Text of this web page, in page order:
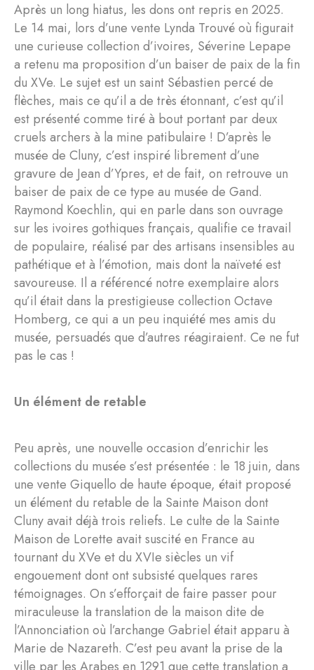
Après un long hiatus, les dons ont repris en 2025.
Le 14 mai, lors d’une vente Lynda Trouvé où figurait
une curieuse collection d’ivoires, Séverine Lepape
a retenu ma proposition d’un baiser de paix de la fin
du XVe. Le sujet est un saint Sébastien percé de
flèches, mais ce qu’il a de très étonnant, c’est qu’il
est présenté comme tiré à bout portant par deux
cruels archers à la mine patibulaire ! D’après le
musée de Cluny, c’est inspiré librement d’une
gravure de Jean d’Ypres, et de fait, on retrouve un
baiser de paix de ce type au musée de Gand.
Raymond Koechlin, qui en parle dans son ouvrage
sur les ivoires gothiques français, qualifie ce travail
de populaire, réalisé par des artisans insensibles au
pathétique et à l’émotion, mais dont la naïveté est
savoureuse. Il a référencé notre exemplaire alors
qu’il était dans la prestigieuse collection Octave
Homberg, ce qui a un peu inquiété mes amis du
musée, persuadés que d’autres réagiraient. Ce ne fut
pas le cas !
Un élément de retable
Peu après, une nouvelle occasion d’enrichir les
collections du musée s’est présentée : le 18 juin, dans
une vente Giquello de haute époque, était proposé
un élément du retable de la Sainte Maison dont
Cluny avait déjà trois reliefs. Le culte de la Sainte
Maison de Lorette avait suscité en France au
tournant du XVe et du XVIe siècles un vif
engouement dont ont subsisté quelques rares
témoignages. On s’efforçait de faire passer pour
miraculeuse la translation de la maison dite de
l’Annonciation où l’archange Gabriel était apparu à
Marie de Nazareth. C’est peu avant la prise de la